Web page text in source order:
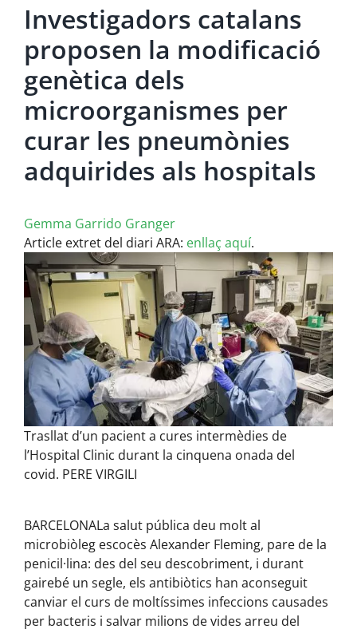
Investigadors catalans
proposen la modificació
genètica dels
microorganismes per
curar les pneumònies
adquirides als hospitals
Gemma Garrido Granger
Article extret del diari ARA: enllaç aquí.
Trasllat d’un pacient a cures intermèdies de
l’Hospital Clinic durant la cinquena onada del
covid. PERE VIRGILI
BARCELONALa salut pública deu molt al
microbiòleg escocès Alexander Fleming, pare de la
penicil·lina: des del seu descobriment, i durant
gairebé un segle, els antibiòtics han aconseguit
canviar el curs de moltíssimes infeccions causades
per bacteris i salvar milions de vides arreu del